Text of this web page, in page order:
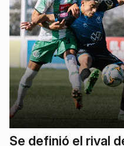
Se definió el rival